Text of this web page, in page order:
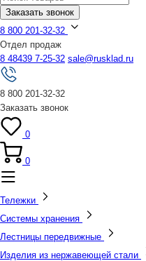
Заказать звонок
8 800 201-32-32
Отдел продаж
8 48439 7-25-32 sale@rusklad.ru
8 800 201-32-32
Заказать звонок
0
0
Тележки
Системы хранения
Лестницы передвижные
Изделия из нержавеющей стали